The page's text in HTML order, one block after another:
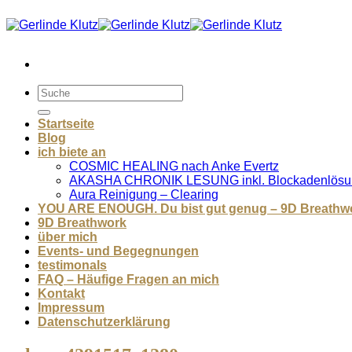
Inhalt
Startseite
Blog
ich biete an
COSMIC HEALING nach Anke Evertz
AKASHA CHRONIK LESUNG inkl.
Aura Reinigung – Clearing
YOU ARE ENOUGH. Du bist gut genug – 9D
9D Breathwork
über mich
Events- und Begegnungen
testimonals
FAQ – Häufige Fragen an mich
Kontakt
Impressum
Datenschutzerklärung